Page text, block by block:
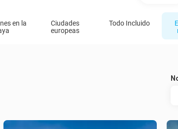
en la
Ciudades
europeas
Todo Incluido